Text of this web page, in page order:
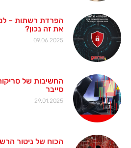
הפרדת רשתות –
את זה נכון?
09.06.2025
החשיבות של
סייבר
29.01.2025
הכוח של ניטור